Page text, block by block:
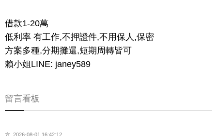
借款1-20萬
低利率 有工作,不押證件,不用保人,保密
方案多種,分期攤還,短期周轉皆可
賴小姐LINE: janey589
留言看板
方 2026-08-01 16:42:12